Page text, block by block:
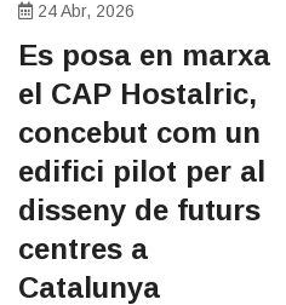
24 Abr, 2026
Es posa en marxa
el CAP Hostalric,
concebut com un
edifici pilot per al
disseny de futurs
centres a
Catalunya